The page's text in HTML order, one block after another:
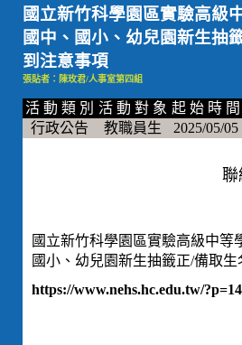
國立新竹科學園區實驗高級
國中、國小、幼兒園新生抽
到注意事項
張貼者：陳玫君/人事室第四組
活 動 類 別 活 動 對 象 起 始 時 間
行政公告
教職員生 2025/05/05
聯
國立新竹科學園區實驗高級中等
國小、幼兒園新生抽籤正/備取
https://www.nehs.hc.edu.tw/